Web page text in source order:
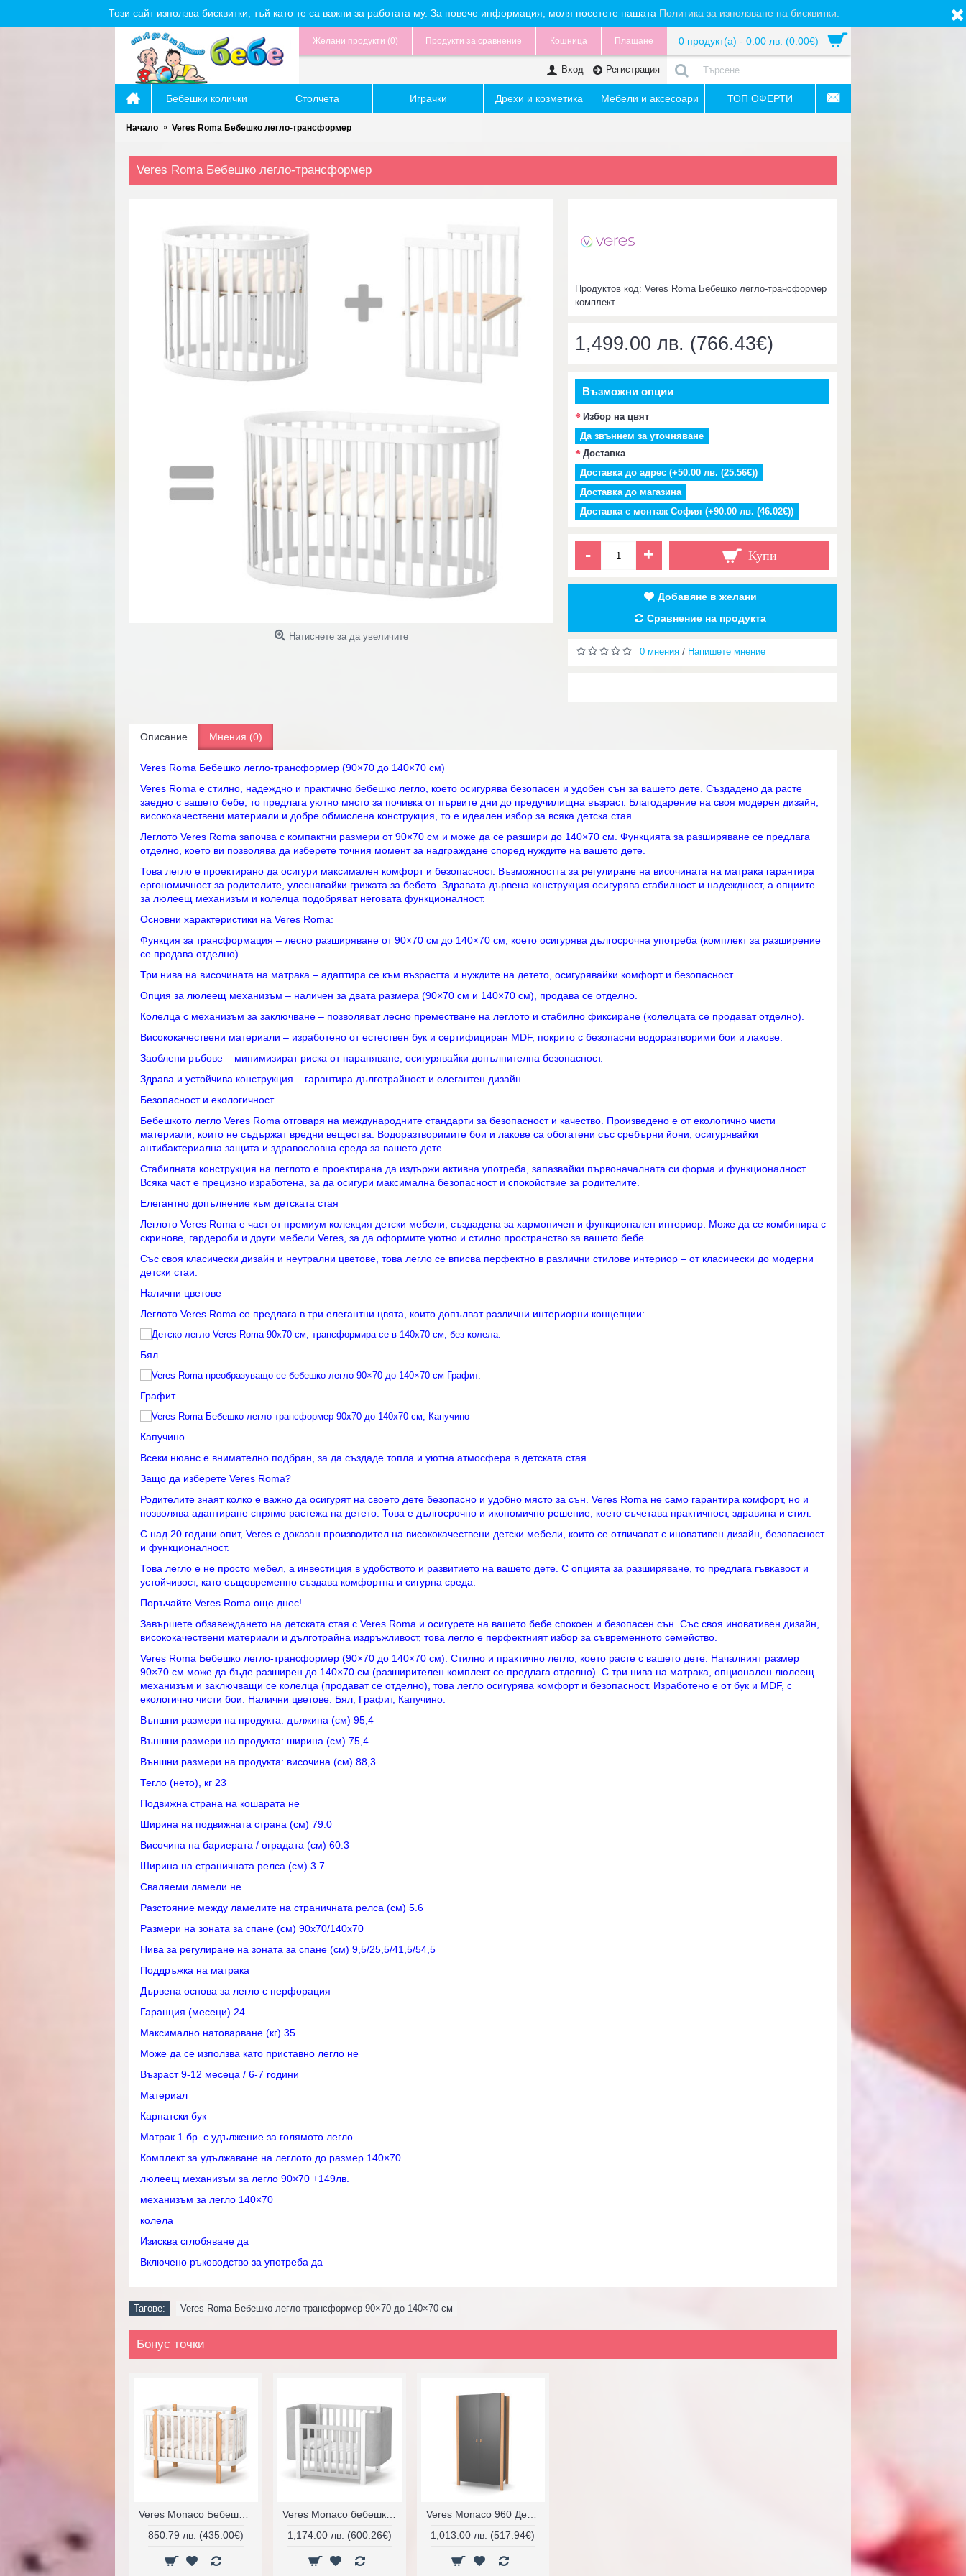
Този сайт използва бисквитки, тъй като те са важни за работата му. За повече информация, моля посетете нашата Политика за използване на бисквитки.
Желани продукти (0) Продукти за сравнение Кошница Плащане 0 продукт(а) - 0.00 лв. (0.00€)
Вход Регистрация
Бебешки колички Столчета Играчки Дрехи и козметика Мебели и аксесоари ТОП ОФЕРТИ
Начало Veres Roma Бебешко легло-трансформер
Veres Roma Бебешко легло-трансформер
Натиснете за да увеличите
Продуктов код:Veres Roma Бебешко легло-трансформер
комплект
1,499.00 лв. (766.43€)
Възможни опции
Избор на цвят
Да звъннем за уточняване
Доставка
Доставка до адрес (+50.00 лв. (25.56€))
Доставка до магазина
Доставка с монтаж София (+90.00 лв. (46.02€))
- + Купи
Добавяне в желани
Сравнение на продукта
0 мнения / Напишете мнение
Описание Мнения (0)
Veres Roma Бебешко легло-трансформер (90×70 до 140×70 см)
Veres Roma е стилно, надеждно и практично бебешко легло, което осигурява безопасен и удобен сън за вашето дете. Създадено да расте
заедно с вашето бебе, то предлага уютно място за почивка от първите дни до предучилищна възраст. Благодарение на своя модерен дизайн,
висококачествени материали и добре обмислена конструкция, то е идеален избор за всяка детска стая.
Леглото Veres Roma започва с компактни размери от 90×70 см и може да се разшири до 140×70 см. Функцията за разширяване се предлага
отделно, което ви позволява да изберете точния момент за надграждане според нуждите на вашето дете.
Това легло е проектирано да осигури максимален комфорт и безопасност. Възможността за регулиране на височината на матрака гарантира
ергономичност за родителите, улеснявайки грижата за бебето. Здравата дървена конструкция осигурява стабилност и надеждност, а опциите
за люлеещ механизъм и колелца подобряват неговата функционалност.
Основни характеристики на Veres Roma:
Функция за трансформация – лесно разширяване от 90×70 см до 140×70 см, което осигурява дългосрочна употреба (комплект за разширение
се продава отделно).
Три нива на височината на матрака – адаптира се към възрастта и нуждите на детето, осигурявайки комфорт и безопасност.
Опция за люлеещ механизъм – наличен за двата размера (90×70 см и 140×70 см), продава се отделно.
Колелца с механизъм за заключване – позволяват лесно преместване на леглото и стабилно фиксиране (колелцата се продават отделно).
Висококачествени материали – изработено от естествен бук и сертифициран MDF, покрито с безопасни водоразтворими бои и лакове.
Заоблени ръбове – минимизират риска от нараняване, осигурявайки допълнителна безопасност.
Здрава и устойчива конструкция – гарантира дълготрайност и елегантен дизайн.
Безопасност и екологичност
Бебешкото легло Veres Roma отговаря на международните стандарти за безопасност и качество. Произведено е от екологично чисти
материали, които не съдържат вредни вещества. Водоразтворимите бои и лакове са обогатени със сребърни йони, осигурявайки
антибактериална защита и здравословна среда за вашето дете.
Стабилната конструкция на леглото е проектирана да издържи активна употреба, запазвайки първоначалната си форма и функционалност.
Всяка част е прецизно изработена, за да осигури максимална безопасност и спокойствие за родителите.
Елегантно допълнение към детската стая
Леглото Veres Roma е част от премиум колекция детски мебели, създадена за хармоничен и функционален интериор. Може да се комбинира с
скринове, гардероби и други мебели Veres, за да оформите уютно и стилно пространство за вашето бебе.
Със своя класически дизайн и неутрални цветове, това легло се вписва перфектно в различни стилове интериор – от класически до модерни
детски стаи.
Налични цветове
Леглото Veres Roma се предлага в три елегантни цвята, които допълват различни интериорни концепции:
Бял
Графит
Капучино
Всеки нюанс е внимателно подбран, за да създаде топла и уютна атмосфера в детската стая.
Защо да изберете Veres Roma?
Родителите знаят колко е важно да осигурят на своето дете безопасно и удобно място за сън. Veres Roma не само гарантира комфорт, но и
позволява адаптиране спрямо растежа на детето. Това е дългосрочно и икономично решение, което съчетава практичност, здравина и стил.
С над 20 години опит, Veres е доказан производител на висококачествени детски мебели, които се отличават с иновативен дизайн, безопасност
и функционалност.
Това легло е не просто мебел, а инвестиция в удобството и развитието на вашето дете. С опцията за разширяване, то предлага гъвкавост и
устойчивост, като същевременно създава комфортна и сигурна среда.
Поръчайте Veres Roma още днес!
Завършете обзавеждането на детската стая с Veres Roma и осигурете на вашето бебе спокоен и безопасен сън. Със своя иновативен дизайн,
висококачествени материали и дълготрайна издръжливост, това легло е перфектният избор за съвременното семейство.
Veres Roma Бебешко легло-трансформер (90×70 до 140×70 см). Стилно и практично легло, което расте с вашето дете. Началният размер
90×70 см може да бъде разширен до 140×70 см (разширителен комплект се предлага отделно). С три нива на матрака, опционален люлеещ
механизъм и заключващи се колелца (продават се отделно), това легло осигурява комфорт и безопасност. Изработено е от бук и MDF, с
екологично чисти бои. Налични цветове: Бял, Графит, Капучино.
Външни размери на продукта: дължина (см) 95,4
Външни размери на продукта: ширина (см) 75,4
Външни размери на продукта: височина (см) 88,3
Тегло (нето), кг 23
Подвижна страна на кошарата не
Ширина на подвижната страна (см) 79.0
Височина на бариерата / оградата (см) 60.3
Ширина на страничната релса (см) 3.7
Сваляеми ламели не
Разстояние между ламелите на страничната релса (см) 5.6
Размери на зоната за спане (см) 90х70/140х70
Нива за регулиране на зоната за спане (см) 9,5/25,5/41,5/54,5
Поддръжка на матрака
Дървена основа за легло с перфорация
Гаранция (месеци) 24
Максимално натоварване (кг) 35
Може да се използва като приставно легло не
Възраст 9-12 месеца / 6-7 години
Материал
Карпатски бук
Матрак 1 бр. с удължение за голямото легло
Комплект за удължаване на леглото до размер 140×70
люлеещ механизъм за легло 90×70 +149лв.
механизъм за легло 140×70
колела
Изисква сглобяване да
Включено ръководство за употреба да
Тагове: Veres Roma Бебешко легло-трансформер 90×70 до 140×70 см
Бонус точки
850.79 лв. (435.00€)
Veres Monaco бебешко легло Velour 120/60 см
1,174.00 лв. (600.26€)
Veres Monaco 960 Детски гардероб двукрилен
1,013.00 лв. (517.94€)